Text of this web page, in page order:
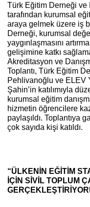
Türk Eğitim Derneği ve
tarafından kurumsal
araya gelmek üzere iş
Derneği, kurumsal
yaygınlaşmasını
gelişimine katkı
Akreditasyon ve
Toplantı, Türk Eğitim
Pehlivanoğlu ve ELEV
Şahin’in katılımıyla
kurumsal eğitim
hizmetin öğrencilere
paylaşıldı. Toplantıya
çok sayıda kişi katıldı.
“ÜLKENİN EĞİTİM
İÇİN SİVİL TOPLUM